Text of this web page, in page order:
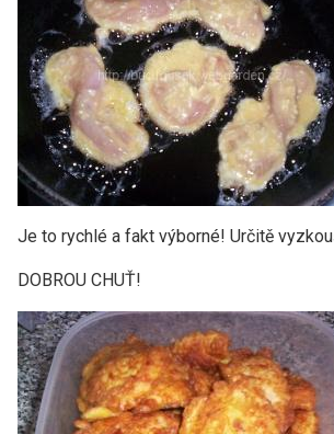
Je to rychlé a fakt výborné! Určitě
DOBROU CHUŤ!